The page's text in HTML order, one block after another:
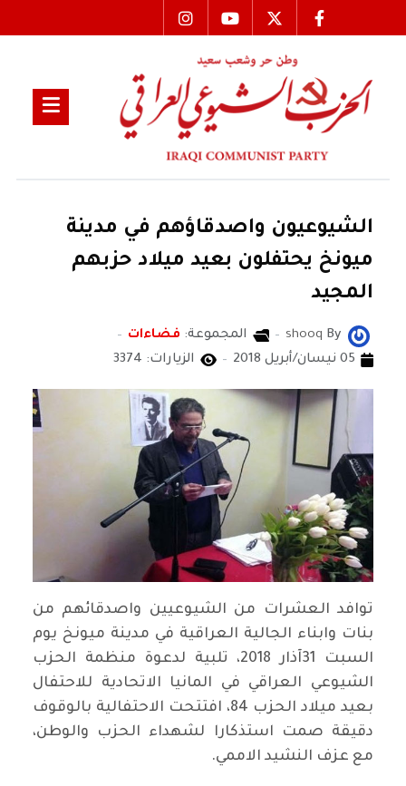
الشيوعيون واصدقاؤهم في مدينة
ميونخ يحتفلون بعيد ميلاد حزبهم
المجيد
By
shooq المجموعة: فضاءات
05 نيسان/أبريل 2018
الزيارات: 3374
توافد العشرات من الشيوعيين واصدقائهم من
بنات وابناء الجالية العراقية في مدينة ميونخ يوم
السبت 31آذار 2018، تلبية لدعوة منظمة الحزب
الشيوعي العراقي في المانيا الاتحادية للاحتفال
بعيد ميلاد الحزب 84، افتتحت الاحتفالية بالوقوف
دقيقة صمت استذكارا لشهداء الحزب والوطن،
مع عزف النشيد الاممي.